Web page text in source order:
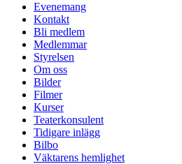
Evenemang
Kontakt
Bli medlem
Medlemmar
Styrelsen
Om oss
Bilder
Filmer
Kurser
Teaterkonsulent
Tidigare inlägg
Bilbo
Väktarens hemlighet